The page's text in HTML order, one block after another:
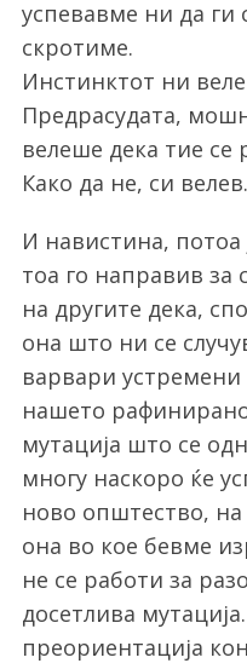
успевавме ни да ги
скротиме.
Инстинктот ни
Предрасудата,
велеше дека тие се
Како да не, си велев.
И навистина, потоа
тоа го направив за
на другите дека,
она што ни се
варвари
нашето
мутација што се
многу наскоро ќе
ново општество,
она во кое бевме
не се работи за
досетлива
преориентација